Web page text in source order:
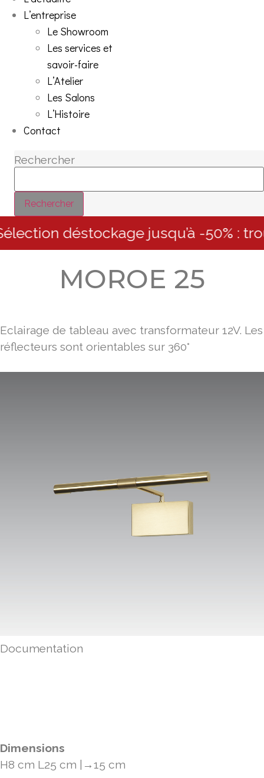
L’entreprise
Le Showroom
Les services et
savoir-faire
L’Atelier
Les Salons
L’Histoire
Contact
Rechercher
Rechercher
déstockage jusqu’à -50% :
MOROE 25
Eclairage de tableau avec transformateur 12V. Les
réflecteurs sont orientables sur 360°
Documentation
Dimensions
H8 cm L25 cm |→15 cm